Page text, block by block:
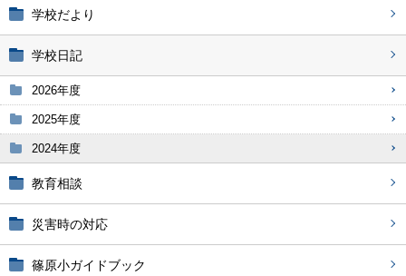
学校だより
学校日記
2026年度
2025年度
2024年度
教育相談
災害時の対応
篠原小ガイドブック